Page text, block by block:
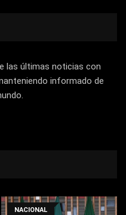
las últimas noticias con
informado de
NACIONAL